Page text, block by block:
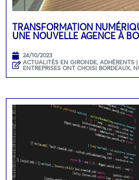
TRANSFORMATION
UNE NOUVELLE AGENCE À
24/10/2023
ACTUALITÉS EN GIRONDE, ADHÉRENTS
ENTREPRISES ONT CHOISI BORDEAUX,